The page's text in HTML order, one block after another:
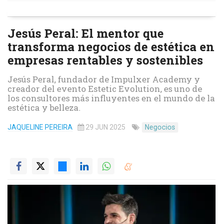
Jesús Peral: El mentor que
transforma negocios de estética en
empresas rentables y sostenibles
Jesús Peral, fundador de Impulxer Academy y
creador del evento Estetic Evolution, es uno de
los consultores más influyentes en el mundo de la
estética y belleza.
JAQUELINE PEREIRA 29 JUN 2025 Negocios